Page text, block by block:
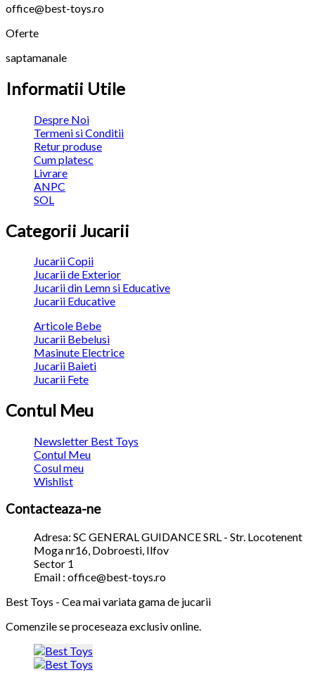
office@best-toys.ro
Oferte
saptamanale
Informatii Utile
Despre Noi
Termeni si Conditii
Retur produse
Cum platesc
Livrare
ANPC
SOL
Categorii Jucarii
Jucarii Copii
Jucarii de Exterior
Jucarii din Lemn si Educative
Jucarii Educative
Articole Bebe
Jucarii Bebelusi
Masinute Electrice
Jucarii Baieti
Jucarii Fete
Contul Meu
Newsletter Best Toys
Contul Meu
Cosul meu
Wishlist
Contacteaza-ne
Adresa: SC GENERAL GUIDANCE SRL - Str. Locotenent
Moga nr16, Dobroesti, Ilfov
Sector 1
Email : office@best-toys.ro
Best Toys - Cea mai variata gama de jucarii
Comenzile se proceseaza exclusiv online.